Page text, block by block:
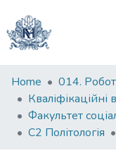
Communities
&
Collections
Home
014.
С2 Політологія